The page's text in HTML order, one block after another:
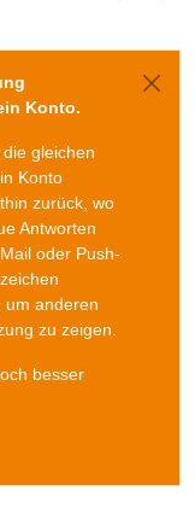
Konto.
gleichen
Konto
zurück, wo
Antworten
oder Push-
um anderen
zu zeigen.
besser